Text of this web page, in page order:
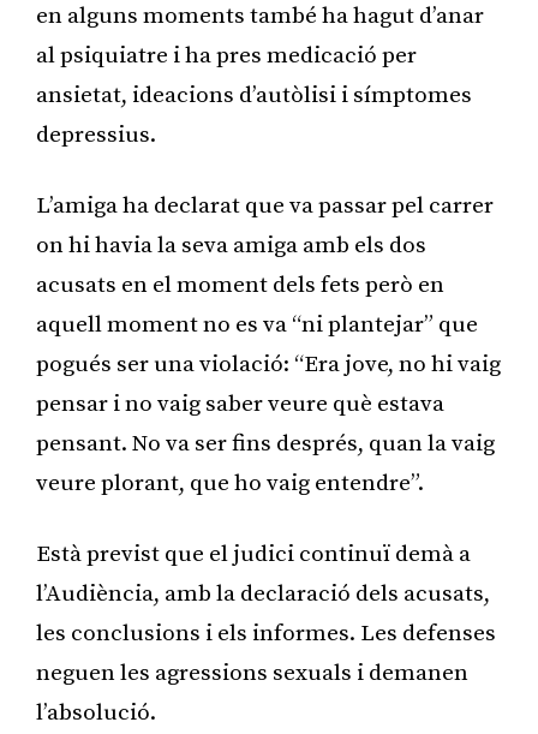
en alguns moments també ha hagut d’anar
al psiquiatre i ha pres medicació per
ansietat, ideacions d’autòlisi i símptomes
depressius.
L’amiga ha declarat que va passar pel carrer
on hi havia la seva amiga amb els dos
acusats en el moment dels fets però en
aquell moment no es va “ni plantejar” que
pogués ser una violació: “Era jove, no hi vaig
pensar i no vaig saber veure què estava
pensant. No va ser fins després, quan la vaig
veure plorant, que ho vaig entendre”.
Està previst que el judici continuï demà a
l’Audiència, amb la declaració dels acusats,
les conclusions i els informes. Les defenses
neguen les agressions sexuals i demanen
l’absolució.